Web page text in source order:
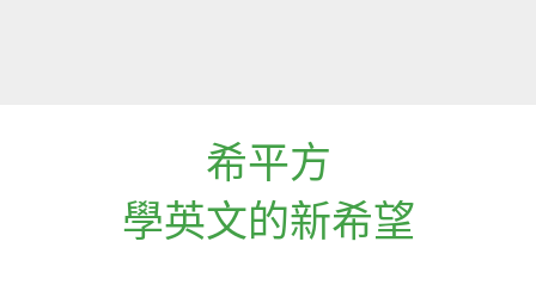
希平方
學英文的新希望